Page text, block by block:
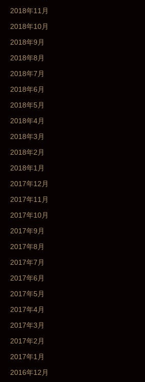
2018年11月
2018年10月
2018年9月
2018年8月
2018年7月
2018年6月
2018年5月
2018年4月
2018年3月
2018年2月
2018年1月
2017年12月
2017年11月
2017年10月
2017年9月
2017年8月
2017年7月
2017年6月
2017年5月
2017年4月
2017年3月
2017年2月
2017年1月
2016年12月